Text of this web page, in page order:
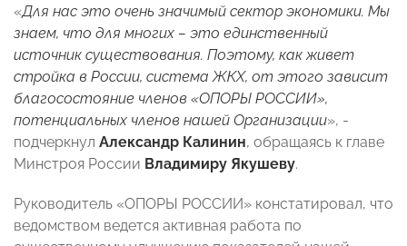
«Для нас это очень значимый сектор экономики. Мы
знаем, что для многих – это единственный
источник существования. Поэтому, как живет
стройка в России, система ЖКХ, от этого зависит
благосостояние членов «ОПОРЫ РОССИИ»,
потенциальных членов нашей Организации», -
подчеркнул Александр Калинин, обращаясь к главе
Минстроя России Владимиру Якушеву.
Руководитель «ОПОРЫ РОССИИ» констатировал, что
ведомством ведется активная работа по